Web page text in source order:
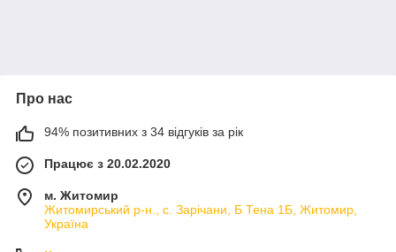
Про нас
94% позитивних з 34 відгуків за рік
Працює з 20.02.2020
м. Житомир
Житомирський р-н., с. Зарічани, Б Тена 1Б, Житомир,
Україна